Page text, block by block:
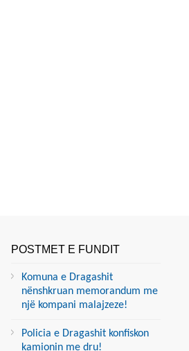
POSTMET E FUNDIT
Komuna e Dragashit
nënshkruan memorandum me
një kompani malajzeze!
Policia e Dragashit konfiskon
kamionin me dru!